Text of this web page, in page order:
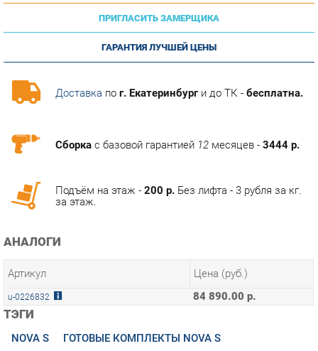
ГАРАНТИЯ ЛУЧШЕЙ ЦЕНЫ
Доставкапог. Екатеринбурги до ТК -бесплатна.
АНАЛОГИ
Артикул
u-0226832 84 890.00 р.
ТЭГИ
NOVA S ГОТОВЫЕ КОМПЛЕКТЫ NOVA S
ОПИСАНИЕ